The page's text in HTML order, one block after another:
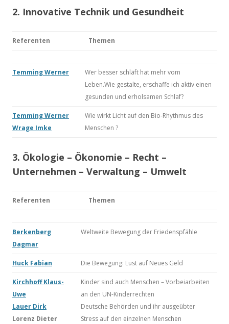
2. Innovative Technik und Gesundheit
Referenten Themen
Temming Werner
Wer besser schläft hat mehr vom
Leben.Wie gestalte, erschaffe ich aktiv einen
gesunden und erholsamen Schlaf?
Temming Werner
Wrage Imke
Wie wirkt Licht auf den Bio-Rhythmus des
Menschen ?
3. Ökologie – Ökonomie – Recht –
Unternehmen – Verwaltung – Umwelt
Referenten Themen
Berkenberg
Dagmar
Weltweite Bewegung der Friedenspfähle
Huck Fabian Die Bewegung: Lust auf Neues Geld
Kirchhoff Klaus-
Uwe
Lauer Dirk
Lorenz Dieter
Kinder sind auch Menschen – Vorbeiarbeiten
an den UN-Kinderrechten
Deutsche Behörden und ihr ausgeübter
Stress auf den einzelnen Menschen